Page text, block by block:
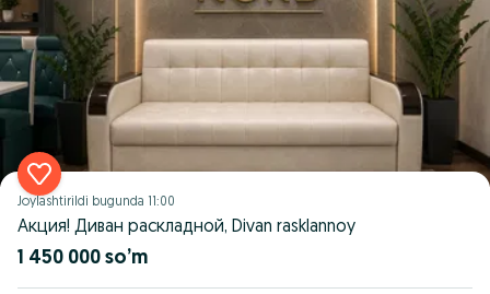
Joylashtirildi bugunda 11:00
Акция! Диван раскладной, Divan rasklannoy
1 450 000 so’m